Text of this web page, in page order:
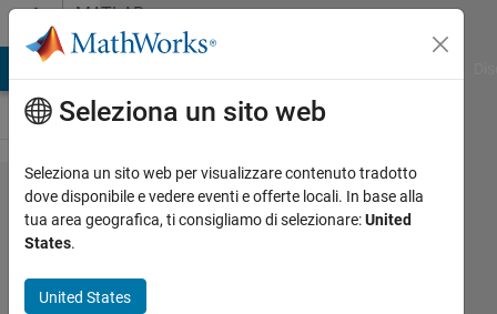
Vai al contenutoMATLAB
Answers
Using
generated
simulink
Seleziona un sito web
Seleziona un sito web per visualizzare contenuto tradotto
dove disponibile e vedere eventi e offerte locali. In base alla
tua area geografica, ti consigliamo di selezionare:United
States.
United States